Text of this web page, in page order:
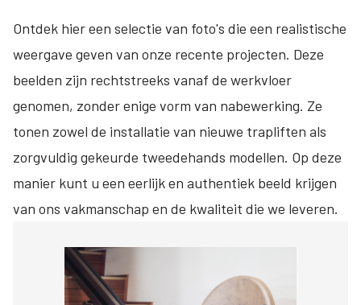
Ontdek hier een selectie van foto's die een realistische
weergave geven van onze recente projecten. Deze
beelden zijn rechtstreeks vanaf de werkvloer
genomen, zonder enige vorm van nabewerking. Ze
tonen zowel de installatie van nieuwe trapliften als
zorgvuldig gekeurde tweedehands modellen. Op deze
manier kunt u een eerlijk en authentiek beeld krijgen
van ons vakmanschap en de kwaliteit die we leveren.